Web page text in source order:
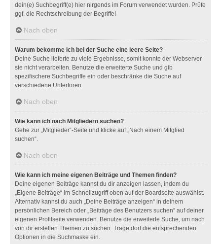
dein(e) Suchbegriff(e) hier nirgends im Forum verwendet wurden. Prüfe
ggf. die Rechtschreibung der Begriffe!
Nach oben
Warum bekomme ich bei der Suche eine leere Seite?
Deine Suche lieferte zu viele Ergebnisse, somit konnte der Webserver
sie nicht verarbeiten. Benutze die erweiterte Suche und gib
spezifischere Suchbegriffe ein oder beschränke die Suche auf
verschiedene Unterforen.
Nach oben
Wie kann ich nach Mitgliedern suchen?
Gehe zur „Mitglieder“-Seite und klicke auf „Nach einem Mitglied
suchen“.
Nach oben
Wie kann ich meine eigenen Beiträge und Themen finden?
Deine eigenen Beiträge kannst du dir anzeigen lassen, indem du
„Eigene Beiträge“ im Schnellzugriff oben auf der Boardseite auswählst.
Alternativ kannst du auch „Deine Beiträge anzeigen“ in deinem
persönlichen Bereich oder „Beiträge des Benutzers suchen“ auf deiner
eigenen Profilseite verwenden. Benutze die erweiterte Suche, um nach
von dir erstellen Themen zu suchen. Trage dort die entsprechenden
Optionen in die Suchmaske ein.